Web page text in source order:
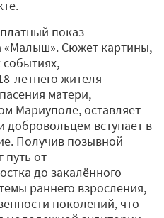
показ
«Малыш». Сюжет картины,
летнего жителя
матери,
Мариуполе, оставляет
добровольцем вступает в
Получив позывной
от
до закалённого
раннего взросления,
поколений, что